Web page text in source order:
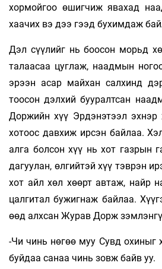
хормойгоо өшигчиж явахад
хаачих вэ дээ гээд бухимдаж
Дэл сүүлийг нь боосон морьд
талаасаа цуглаж, наадмын
эрээн асар майхан салхинд
тоосон дэлхий бууралтсан
Доржийн хүү Эрдэнэтээл эхнэр
хотоос давхиж ирсэн байлаа.
алга болсон хүү нь хот газрын
дагуулан, өлгийтэй хүү тэврэн
хот айл хөл хөөрт автаж, найр
цалгитал бужигнаж байлаа.
өөд алхсан Журав Дорж
-Чи чинь нөгөө муу Сувд охиныг
буйдаа санаа чинь зовж байв уу.